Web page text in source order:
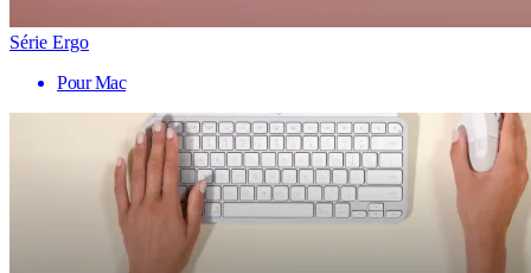
Série Ergo
Pour Mac